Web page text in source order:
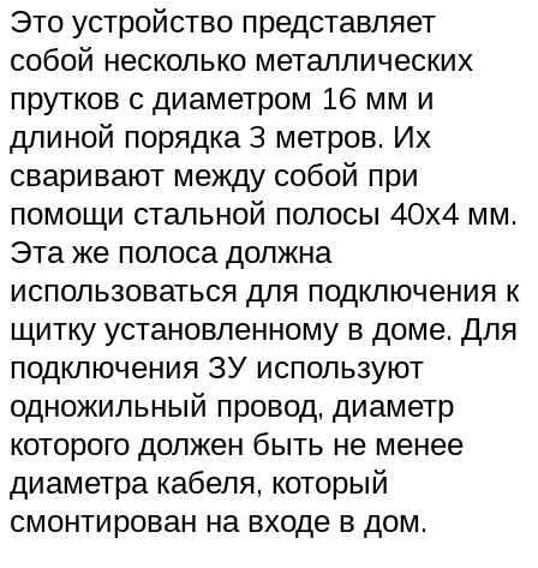
Это устройство представляет
собой несколько металлических
прутков с диаметром 16 мм и
длиной порядка 3 метров. Их
сваривают между собой при
помощи стальной полосы 40х4 мм.
Эта же полоса должна
использоваться для подключения к
щитку установленному в доме. Для
подключения ЗУ используют
одножильный провод, диаметр
которого должен быть не менее
диаметра кабеля, который
смонтирован на входе в дом.